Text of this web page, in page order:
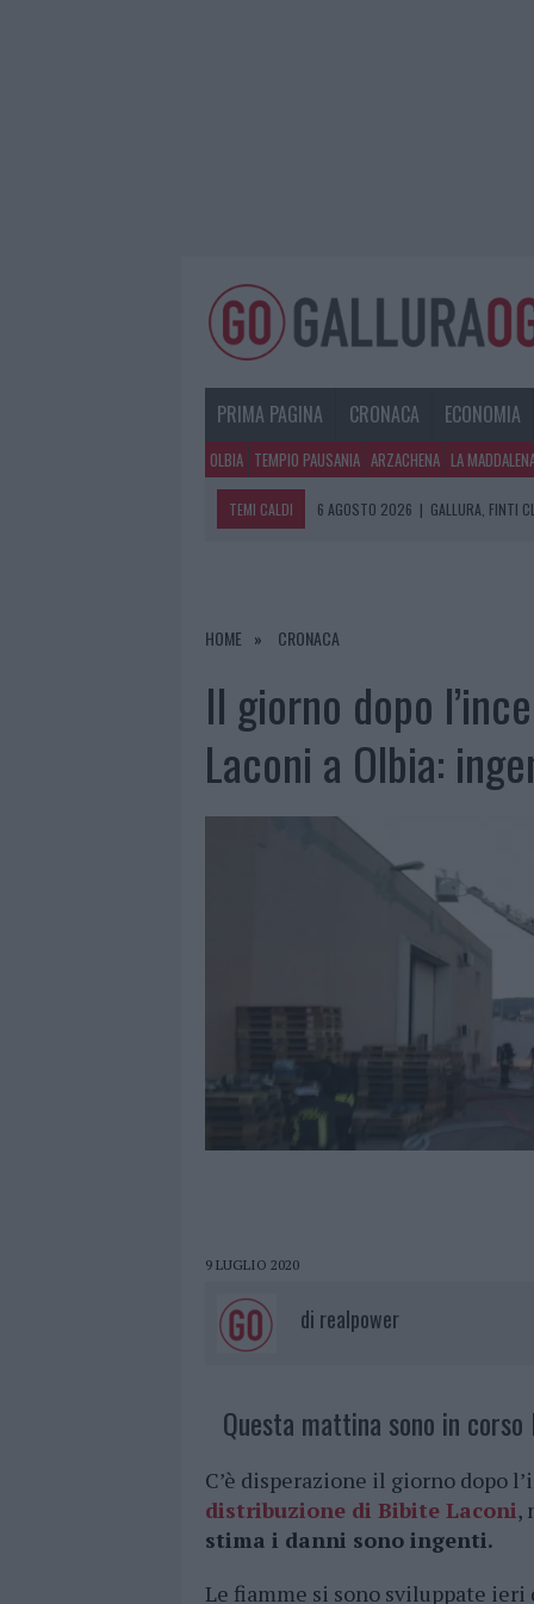
PRIMA PAGINA CRONACA ECONOMIA
OLBIA TEMPIO PAUSANIA ARZACHENA LA
TEMI CALDI 6 AGOSTO 2026 | GALLURA, FINTI
6 AGOSTO 2026
|
HOME CRONACA
Il giorno dopo
Laconi a Olbia:
9 LUGLIO 2020
di realpower
Questa mattina sono in
C’è disperazione il giorno dopo
distribuzione di Bibite Laconi,
stima i danni sono ingenti.
Le fiamme si sono sviluppate ieri